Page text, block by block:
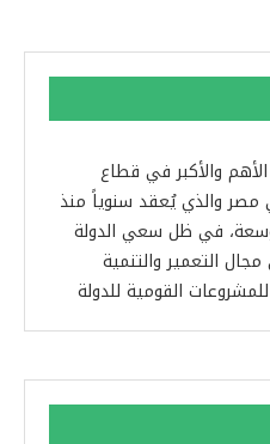
والأكبر في قطاع
مصر والذي يُعقد سنوياً منذ
موسعة، في ظل سعي الدولة
التعمير والتنمية
القومية للدولة